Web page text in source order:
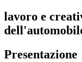
lavoro e
Presentazione